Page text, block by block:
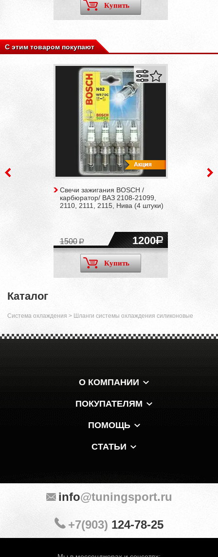
Купить
С этим товаром покупают
Свечи зажигания BOSCH /
карбюратор/ ВАЗ 2108-21099,
2110, 2111, 2115, Нива (4 штуки)
1200
1500
Купить
Каталог
Система охлаждения > Шланги системы охлаждения силиконовые
О КОМПАНИИ
ПОКУПАТЕЛЯМ
ПОМОЩЬ
СТАТЬИ
info@tuningsport.ru
+7(903) 124-78-25